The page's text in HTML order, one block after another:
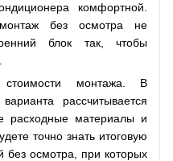
комфортной.
без осмотра не
блок так, чтобы
стоимости монтажа. В
рассчитывается
расходные материалы и
точно знать итоговую
без осмотра, при которых